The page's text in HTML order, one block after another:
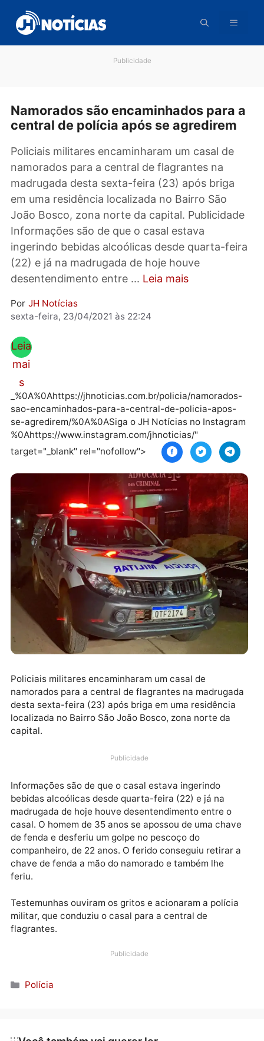
para
conteúdo
Namorados são encaminhados para
Policiais militares encaminharam um casal de
namorados para a central de flagrantes na
madrugada desta sexta-feira (23) após briga
em uma residência localizada no Bairro São
João Bosco, zona norte da capital.
Informações são de que o casal estava
ingerindo bebidas alcoólicas desde quarta-
desentendimento entre ...
Por
sexta-feira, 23/04/2021 às 22:24
Leia
mai
s
_%0A%0Ahttps://jhnoticias.com.br/policia/
sao-encaminhados-para-a-central-de-policia-apos-
%0Ahttps://www.instagram.com/jhnoticias/"
target="_blank" rel="nofollow">
Policiais militares encaminharam um casal de
desta sexta-feira (23) após briga em uma residência
localizada no Bairro São João Bosco, zona norte da
capital.
Publicidade
Informações são de que o casal estava ingerindo
madrugada de hoje houve desentendimento entre o
casal. O homem de 35 anos se apossou de uma
de fenda e desferiu um golpe no pescoço do
chave de fenda a mão do namorado e também lhe